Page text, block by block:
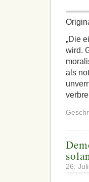
„Die
wird.
als
26.